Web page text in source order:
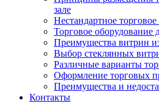
зале
Нестандартное
Торговое оборудование
Преимущества витрин
Выбор стеклянных
Различные варианты
Оформление торговых
Преимущества и
Контакты